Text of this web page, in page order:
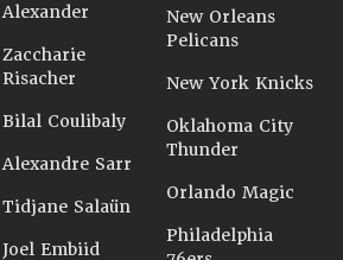
Alexander
Zaccharie
Risacher
Bilal Coulibaly
Alexandre Sarr
Tidjane Salaün
Joel Embiid
New Orleans
Pelicans
New York Knicks
Oklahoma City
Thunder
Orlando Magic
Philadelphia